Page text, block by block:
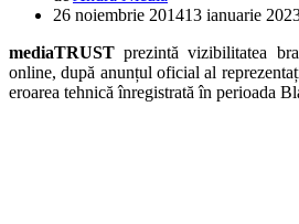
26 noiembrie 201413 ianuarie
mediaTRUSTprezintă vizibilitatea
online, după anunțul oficial al
eroarea tehnică înregistrată în perioada